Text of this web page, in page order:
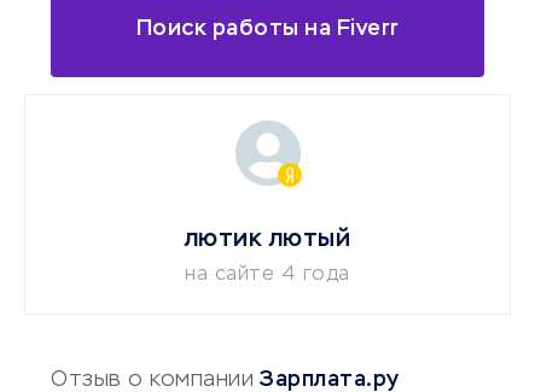
Поиск работы на Fiverr
Отзыв о компании Зарплата.ру
лютик лютый
на сайте 4 года